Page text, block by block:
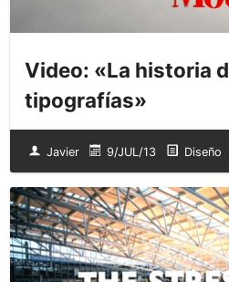
Video: «La historia
tipografías»
Javier 9/JUL/13 Diseño